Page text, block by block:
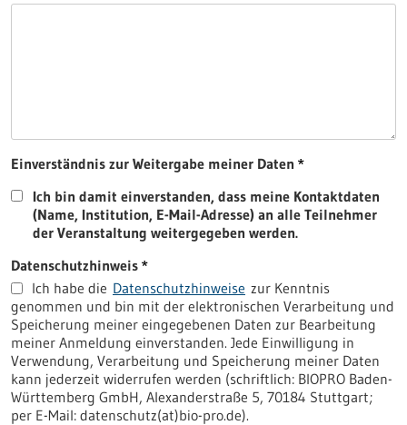
Einverständnis zur Weitergabe meiner Daten
Ich bin damit einverstanden, dass meine Kontaktdaten
(Name, Institution, E-Mail-Adresse) an alle Teilnehmer
der Veranstaltung weitergegeben werden.
Datenschutzhinweis
Ich habe die Datenschutzhinweise zur Kenntnis
genommen und bin mit der elektronischen Verarbeitung und
Speicherung meiner eingegebenen Daten zur Bearbeitung
meiner Anmeldung einverstanden. Jede Einwilligung in
Verwendung, Verarbeitung und Speicherung meiner Daten
kann jederzeit widerrufen werden (schriftlich: BIOPRO Baden-
Württemberg GmbH, Alexanderstraße 5, 70184 Stuttgart;
per E-Mail: datenschutz(at)bio-pro.de).